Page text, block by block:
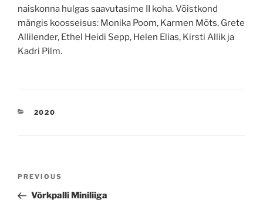
naiskonna hulgas saavutasime II koha. Võistkond
mängis koosseisus: Monika Poom, Karmen Mõts, Grete
Allilender, Ethel Heidi Sepp, Helen Elias, Kirsti Allik ja
Kadri Pilm.
CATEGORIES
2020
Navigeerimine
Previous
Post
PREVIOUS
Võrkpalli Miniliiga